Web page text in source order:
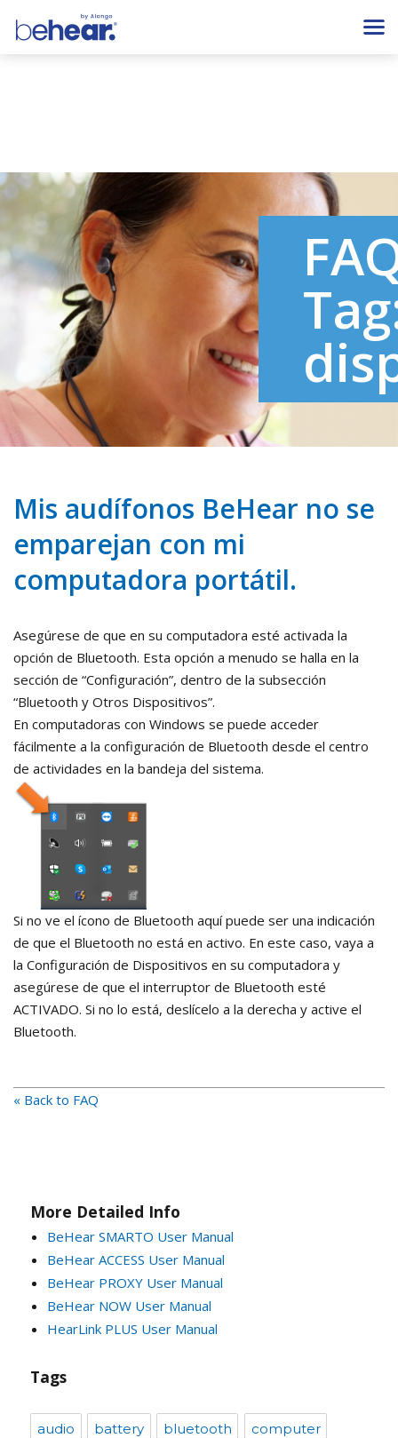
Mis audífonos BeHear no se
emparejan con mi
computadora portátil.
Asegúrese de que en su computadora esté activada la
opción de Bluetooth. Esta opción a menudo se halla en la
sección de “Configuración”, dentro de la subsección
“Bluetooth y Otros Dispositivos”.
En computadoras con Windows se puede acceder
fácilmente a la configuración de Bluetooth desde el centro
de actividades en la bandeja del sistema.
Si no ve el ícono de Bluetooth aquí puede ser una indicación
de que el Bluetooth no está en activo. En este caso, vaya a
la Configuración de Dispositivos en su computadora y
asegúrese de que el interruptor de Bluetooth esté
ACTIVADO. Si no lo está, deslícelo a la derecha y active el
Bluetooth.
« Back to FAQ
More Detailed Info
BeHear SMARTO User Manual
BeHear ACCESS User Manual
BeHear PROXY User Manual
BeHear NOW User Manual
HearLink PLUS User Manual
Tags
audio battery bluetooth computer